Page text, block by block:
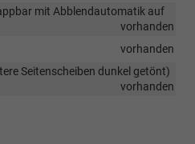
mit Abblendautomatik auf
vorhanden
vorhanden
Seitenscheiben dunkel getönt)
vorhanden